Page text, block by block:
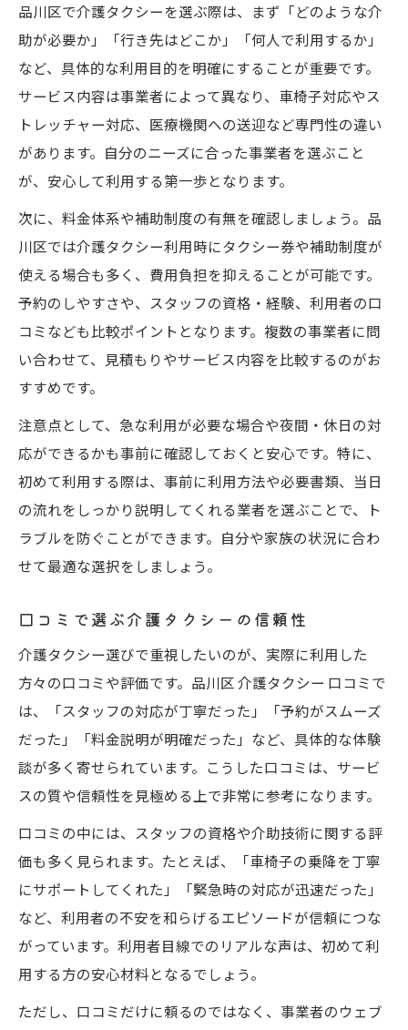
制
初めての方も安心できる選び方ガイド
初めての介護タクシー選び安心ガイド
安心して利用できる介護タクシー選定法
介護タクシー選びで失敗しないポイント
介護タクシーの予約から利用までの流れ
品川区で介護タクシーを選ぶ際は、まず「どのような介
助が必要か」「行き先はどこか」「何人で利用するか」
など、具体的な利用目的を明確にすることが重要です。
サービス内容は事業者によって異なり、車椅子対応やス
トレッチャー対応、医療機関への送迎など専門性の違い
があります。自分のニーズに合った事業者を選ぶこと
が、安心して利用する第一歩となります。
次に、料金体系や補助制度の有無を確認しましょう。品
川区では介護タクシー利用時にタクシー券や補助制度が
使える場合も多く、費用負担を抑えることが可能です。
予約のしやすさや、スタッフの資格・経験、利用者の口
コミなども比較ポイントとなります。複数の事業者に問
い合わせて、見積もりやサービス内容を比較するのがお
すすめです。
注意点として、急な利用が必要な場合や夜間・休日の対
応ができるかも事前に確認しておくと安心です。特に、
初めて利用する際は、事前に利用方法や必要書類、当日
の流れをしっかり説明してくれる業者を選ぶことで、ト
ラブルを防ぐことができます。自分や家族の状況に合わ
せて最適な選択をしましょう。
口コミで選ぶ介護タクシーの信頼性
介護タクシー選びで重視したいのが、実際に利用した
方々の口コミや評価です。品川区 介護タクシー 口コミで
は、「スタッフの対応が丁寧だった」「予約がスムーズ
だった」「料金説明が明確だった」など、具体的な体験
談が多く寄せられています。こうした口コミは、サービ
スの質や信頼性を見極める上で非常に参考になります。
口コミの中には、スタッフの資格や介助技術に関する評
価も多く見られます。たとえば、「車椅子の乗降を丁寧
にサポートしてくれた」「緊急時の対応が迅速だった」
など、利用者の不安を和らげるエピソードが信頼につな
がっています。利用者目線でのリアルな声は、初めて利
用する方の安心材料となるでしょう。
ただし、口コミだけに頼るのではなく、事業者のウェブ